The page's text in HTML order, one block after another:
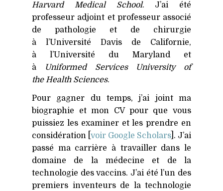
Harvard Medical School. J’ai été
professeur adjoint et professeur associé
de pathologie et de chirurgie
à l’Université Davis de Californie,
à l’Université du Maryland et
à
Uniformed Services University of
the Health Sciences.
Pour gagner du temps, j’ai joint ma
biographie et mon CV pour que vous
puissiez les examiner et les prendre en
considération [ voir Google Scholars]. J’ai
passé ma carrière à travailler dans le
domaine de la médecine et de la
technologie des vaccins. J’ai été l’un des
premiers inventeurs de la technologie